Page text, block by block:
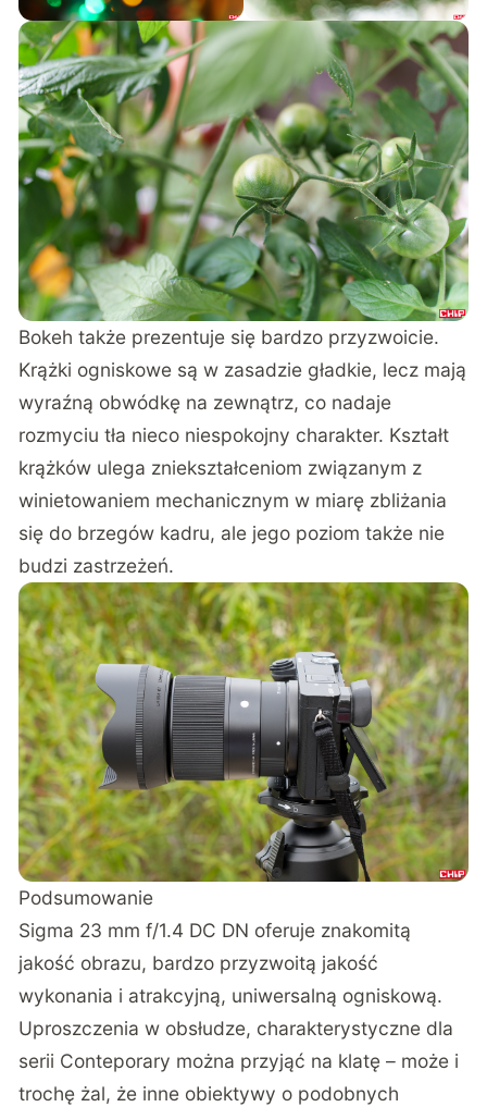
Bokeh także prezentuje się bardzo przyzwoicie.
Krążki ogniskowe są w zasadzie gładkie, lecz mają
wyraźną obwódkę na zewnątrz, co nadaje
rozmyciu tła nieco niespokojny charakter. Kształt
krążków ulega zniekształceniom związanym z
winietowaniem mechanicznym w miarę zbliżania
się do brzegów kadru, ale jego poziom także nie
budzi zastrzeżeń.
Podsumowanie
Sigma 23 mm f/1.4 DC DN oferuje znakomitą
jakość obrazu, bardzo przyzwoitą jakość
wykonania i atrakcyjną, uniwersalną ogniskową.
Uproszczenia w obsłudze, charakterystyczne dla
serii Conteporary można przyjąć na klatę – może i
trochę żal, że inne obiektywy o podobnych